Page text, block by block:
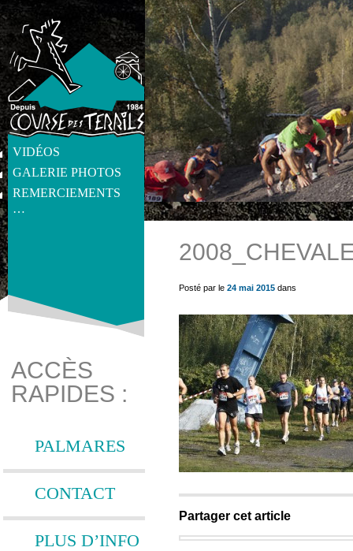
VIDÉOS
GALERIE PHOTOS
REMERCIEMENTS
…
get_post_meta(get_the_ID(), 'thumb', true) ?>
ACCÈS
RAPIDES :
PALMARES
CONTACT
PLUS D’INFO
Posté par le 24 mai 2015 dans
Partager cet article